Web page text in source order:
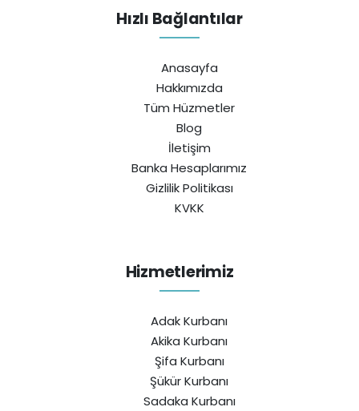
Hızlı Bağlantılar
Anasayfa
Hakkımızda
Tüm Hüzmetler
Blog
İletişim
Banka Hesaplarımız
Gizlilik Politikası
KVKK
Hizmetlerimiz
Adak Kurbanı
Akika Kurbanı
Şifa Kurbanı
Şükür Kurbanı
Sadaka Kurbanı